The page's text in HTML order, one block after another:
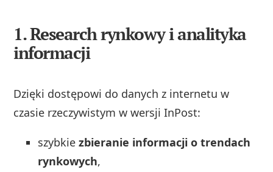
1. Research rynkowy i analityka
informacji
Dzięki dostępowi do danych z internetu w
czasie rzeczywistym w wersji InPost:
szybkiezbieranie informacji o trendach
rynkowych,